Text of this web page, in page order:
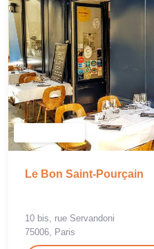
Le Bon Saint-Pourçain
10 bis, rue Servandoni
75006, Paris